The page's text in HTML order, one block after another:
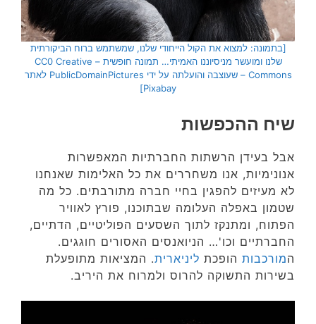
[בתמונה: למצוא את הקול הייחודי שלנו, שמשתמש ברוח הביקורתית
שלנו ומועשר מניסיוננו האמיתי… תמונה חופשית – CC0 Creative
Commons – שעוצבה והועלתה על ידי PublicDomainPictures לאתר
Pixabay]
שיח ההכפשות
אבל בעידן הרשתות החברתיות המאפשרות
אנונימיות, אנו משחררים את כל האלימות שאנחנו
לא מעיזים להפגין בחיי חברה מתורבתים. כל מה
שטמון באפלה העלומה שבתוכנו, פורץ לאוויר
הפתוח, ומתנקז לתוך השסעים הפוליטיים, הדתיים,
החברתיים וכו'… הניואנסים האסורים חוגגים.
המורכבות הופכת ליניארית. המציאות מתופעלת
בשירות התשוקה להרוס ולמרוח את היריב.